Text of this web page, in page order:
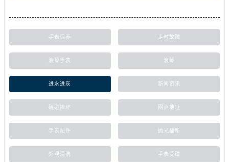
手表保养 走时故障
浪琴手表 浪琴
进水进灰 新闻资讯
磕碰摔坏 网点地址
手表配件 抛光翻新
外观清洗 手表受磁